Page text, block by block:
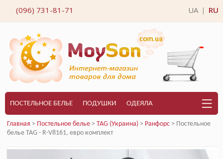
(096) 731-81-71 UA RU
ПОСТЕЛЬНОЕ БЕЛЬЕ ПОДУШКИ ОДЕЯЛА
Главная > Постельное белье > TAG (Украина) > Ранфорс > Постельное
белье TAG - R-V8161, евро комплект